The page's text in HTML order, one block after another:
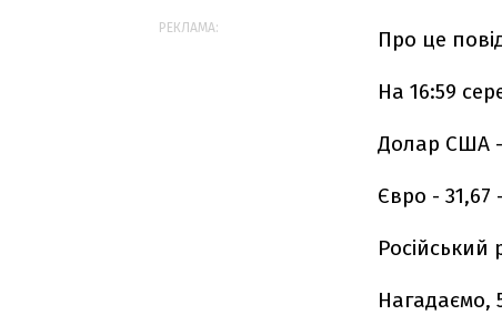
Про це
На 16:59
Долар США -
Євро - 31,67
Російський
Нагадаємо,
РЕКЛАМА: